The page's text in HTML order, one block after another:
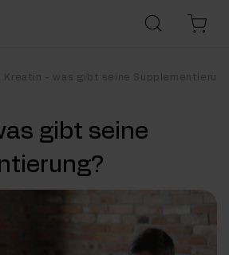
Kreatin - was gibt seine
gibt seine